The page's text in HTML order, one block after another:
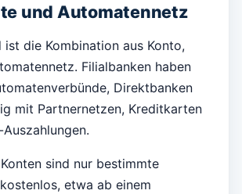
und Automatennetz
ist die Kombination aus Konto,
Filialbanken haben
Direktbanken
mit Partnernetzen, Kreditkarten
sind nur bestimmte
etwa ab einem